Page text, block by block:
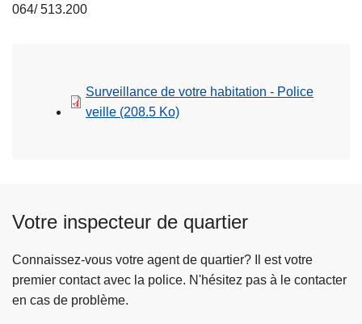
064/ 513.200
Surveillance de votre habitation - Police
veille (208.5 Ko)
Votre inspecteur de quartier
Connaissez-vous votre agent de quartier? Il est votre
premier contact avec la police. N'hésitez pas à le contacter
en cas de problème.